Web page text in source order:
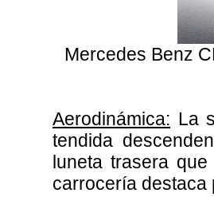
Mercedes Benz
Aerodinámica: La
tendida
luneta trasera
carrocería destaca